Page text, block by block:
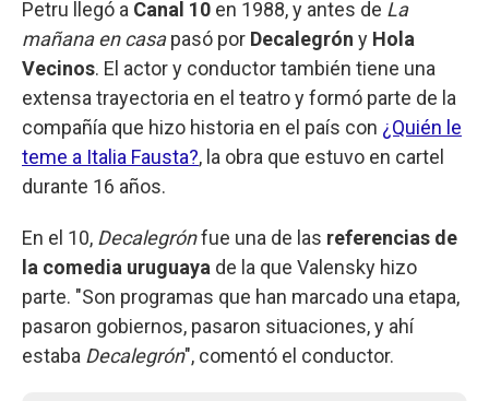
Petru llegó a Canal 10 en 1988, y antes de La
mañana en casapasó por Decalegrón y Hola
Vecinos. El actor y conductor también tiene una
extensa trayectoria en el teatro y formó parte de la
compañía que hizo historia en el país con ¿Quién le
teme a Italia Fausta?, la obra que estuvo en cartel
durante 16 años.
En el 10, Decalegrónfue una de las referencias de
la comedia uruguaya de la que Valensky hizo
parte. "Son programas que han marcado una etapa,
pasaron gobiernos, pasaron situaciones, y ahí
estaba Decalegrón", comentó el conductor.